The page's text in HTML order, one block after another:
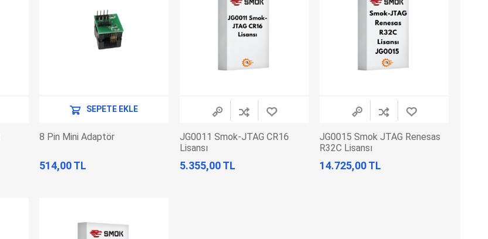
TPMS Cihaz ve Sensörleri
Akü Cihazları
Adblue Emülator
Kolon Kilidi Emülatörleri
Binek Araç Emülatörleri
Nitro Cihazları
Emülatörler
Kablolar
Hata Kodu Silici
8 Pin Mini Adaptör
514,00 TL
SEPETE EKLE
JG0011 Smok-JTAG CR16
Lisansı
5.355,00 TL
JG0015 Smok JTAG Renesas
R32C Lisansı
14.725,00 TL